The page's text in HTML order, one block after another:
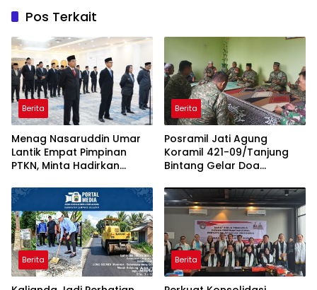
Pos Terkait
Berita
Menag Nasaruddin Umar
Lantik Empat Pimpinan
PTKN, Minta Hadirkan
Pertama
Berita
Posramil Jati Agung
Koramil 421-09/Tanjung
Bintang Gelar Doa
Kodam XXI/Radin Inten
Berita Berita